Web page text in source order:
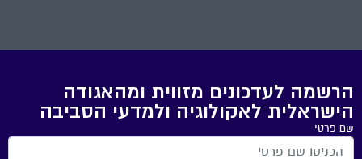
הרשמה לעדכונים מזווית ומהאגודה
הישראלית לאקולוגיה ולמדעי הסביבה
שם פרטי